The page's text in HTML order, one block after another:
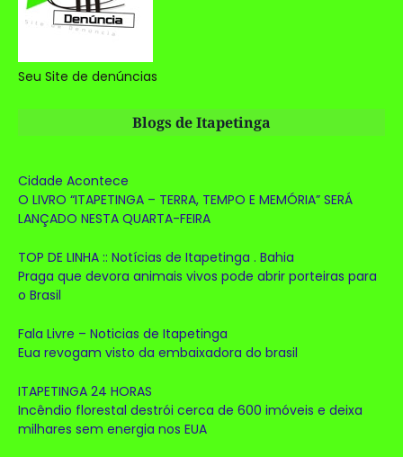
Seu Site de denúncias
Blogs de Itapetinga
Cidade Acontece
O LIVRO “ITAPETINGA – TERRA, TEMPO E MEMÓRIA” SERÁ
LANÇADO NESTA QUARTA-FEIRA
TOP DE LINHA :: Notícias de Itapetinga . Bahia
Praga que devora animais vivos pode abrir porteiras para
o Brasil
Fala Livre – Noticias de Itapetinga
Eua revogam visto da embaixadora do brasil
ITAPETINGA 24 HORAS
Incêndio florestal destrói cerca de 600 imóveis e deixa
milhares sem energia nos EUA